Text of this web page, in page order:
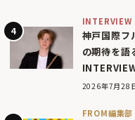
INTERVIEW
神戸国際フ
の期待を語
2026年7月28
FROM編集部